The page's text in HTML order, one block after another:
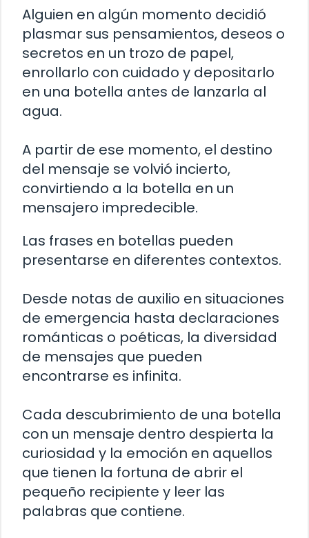
Alguien en algún momento decidió
plasmar sus pensamientos, deseos o
secretos en un trozo de papel,
enrollarlo con cuidado y depositarlo
en una botella antes de lanzarla al
agua.
A partir de ese momento, el destino
del mensaje se volvió incierto,
convirtiendo a la botella en un
mensajero impredecible.
Las frases en botellas pueden
presentarse en diferentes contextos.
Desde notas de auxilio en situaciones
de emergencia hasta declaraciones
románticas o poéticas, la diversidad
de mensajes que pueden
encontrarse es infinita.
Cada descubrimiento de una botella
con un mensaje dentro despierta la
curiosidad y la emoción en aquellos
que tienen la fortuna de abrir el
pequeño recipiente y leer las
palabras que contiene.